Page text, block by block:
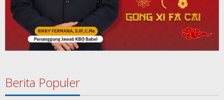
Berita Populer